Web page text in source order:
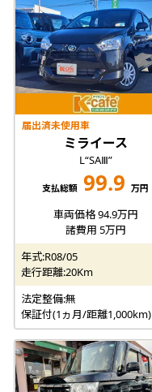
届出済未使用車
ミライース
L“SAⅢ”
支払総額 99.9 万円
車両価格 94.9万円
諸費用 5万円
年式:R08/05
走行距離:20Km
法定整備:無
保証付(1ヵ月/距離1,000km)